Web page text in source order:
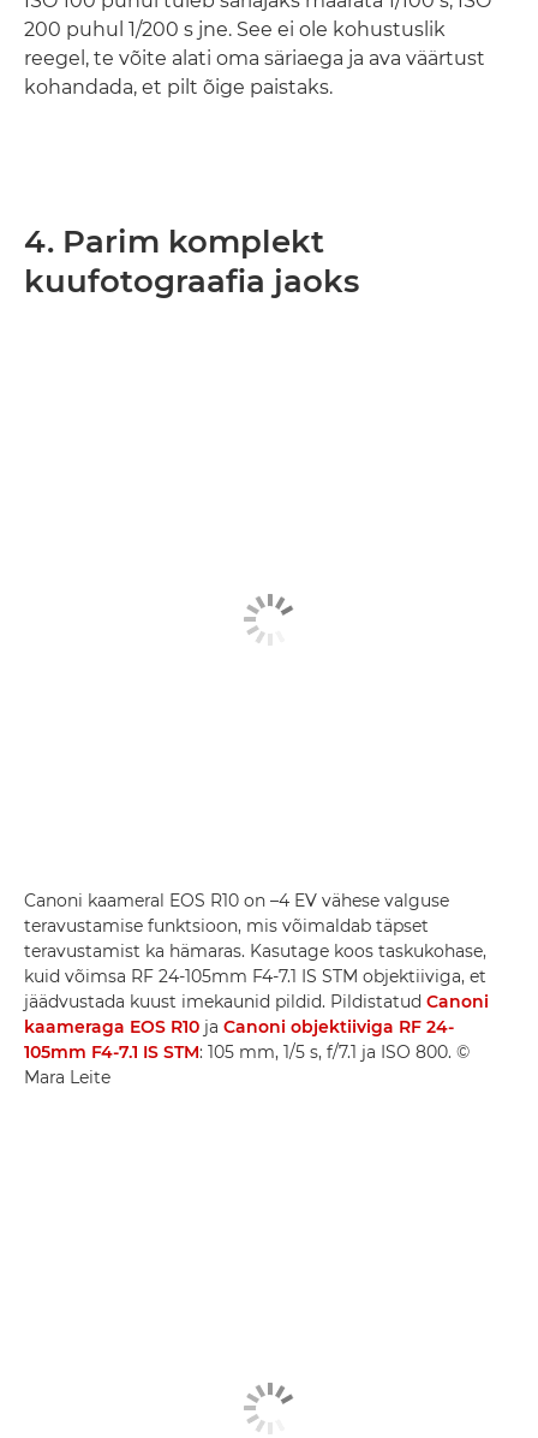
200 puhul 1/200 s jne. See ei ole kohustuslik
reegel, te võite alati oma säriaega ja ava väärtust
kohandada, et pilt õige paistaks.
4. Parim komplekt
kuufotograafia jaoks
Canoni kaameral EOS R10 on –4 EV vähese valguse
teravustamise funktsioon, mis võimaldab täpset
teravustamist ka hämaras. Kasutage koos taskukohase,
kuid võimsa RF 24-105mm F4-7.1 IS STM objektiiviga, et
jäädvustada kuust imekaunid pildid. Pildistatud Canoni
kaameraga EOS R10 ja Canoni objektiiviga RF 24-
105mm F4-7.1 IS STM: 105 mm, 1/5 s, f/7.1 ja ISO 800. ©
Mara Leite